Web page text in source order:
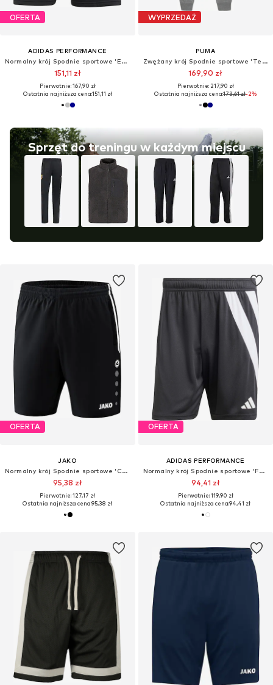
OFERTA
ADIDAS PERFORMANCE
Normalny krój Spodnie sportowe 'Entrada26'
151,11 zł
Pierwotnie: 167,90 zł
Ostatnia najniższa cena:151,11 zł
WYPRZEDAŻ
PUMA
Zwężany krój Spodnie sportowe 'Team Goal'
169,90 zł
Pierwotnie: 217,90 zł
Ostatnia najniższa cena:173,61 zł-2%
Sprzęt do treningu w każdym miejscu
OFERTA
JAKO
Normalny krój Spodnie sportowe 'Competition 2.0'
95,38 zł
Pierwotnie: 127,17 zł
Ostatnia najniższa cena:95,38 zł
OFERTA
ADIDAS PERFORMANCE
Normalny krój Spodnie sportowe 'Fortore 23'
94,41 zł
Pierwotnie: 119,90 zł
Ostatnia najniższa cena:94,41 zł